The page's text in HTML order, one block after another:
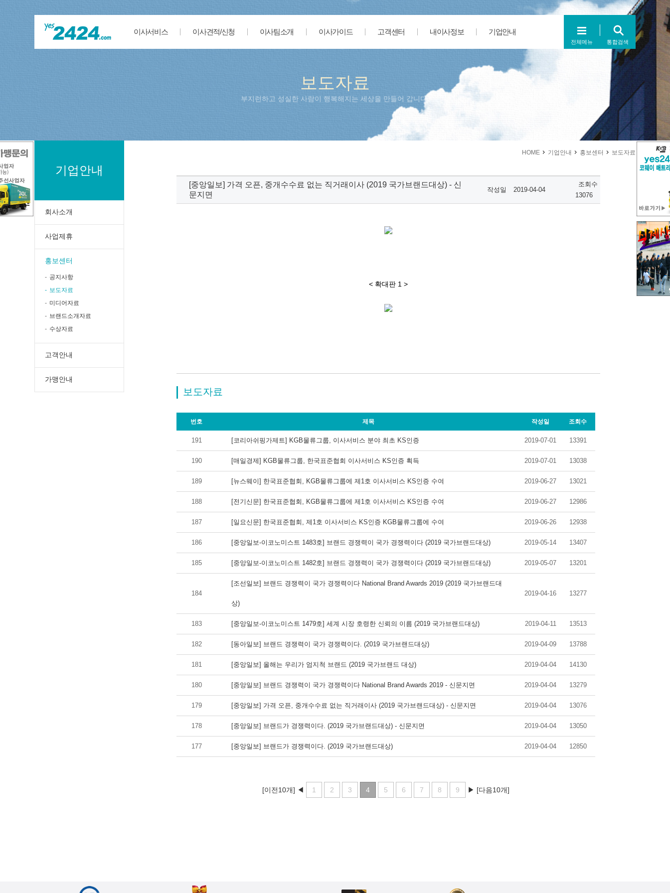
이사서비스 이사견적/신청 이사팀소개 이사가이드 고객센터 내이사정보 기업안내
전체메뉴 통합검색
보도자료
부지런하고 성실한 사람이 행복해지는 세상을 만들어 갑니다.
기업안내
회사소개
사업제휴
홍보센터
공지사항
보도자료
미디어자료
브랜드소개자료
수상자료
고객안내
가맹안내
HOME 기업안내 홍보센터 보도자료
[중앙일보] 가격 오픈, 중개수수료 없는 직거래이사 (2019 국가브랜드대상) - 신
문지면
작성일 2019-04-04
조회수
13076
< 확대판 1 >
보도자료
번호 제목 작성일 조회수
191 [코리아쉬핑가제트] KGB물류그룹, 이사서비스 분야 최초 KS인증 2019-07-01 13391
190 [매일경제] KGB물류그룹, 한국표준협회 이사서비스 KS인증 획득 2019-07-01 13038
189 [뉴스웨이] 한국표준협회, KGB물류그룹에 제1호 이사서비스 KS인증 수여 2019-06-27 13021
188 [전기신문] 한국표준협회, KGB물류그룹에 제1호 이사서비스 KS인증 수여 2019-06-27 12986
187 [일요신문] 한국표준협회, 제1호 이사서비스 KS인증 KGB물류그룹에 수여 2019-06-26 12938
186 [중앙일보-이코노미스트 1483호] 브랜드 경쟁력이 국가 경쟁력이다 (2019 국가브랜드대상) 2019-05-14 13407
185 [중앙일보-이코노미스트 1482호] 브랜드 경쟁력이 국가 경쟁력이다 (2019 국가브랜드대상) 2019-05-07 13201
184
[조선일보] 브랜드 경쟁력이 국가 경쟁력이다 National Brand Awards 2019 (2019 국가브랜드대
상)
2019-04-16 13277
183 [중앙일보-이코노미스트 1479호] 세계 시장 호령한 신뢰의 이름 (2019 국가브랜드대상) 2019-04-11 13513
182 [동아일보] 브랜드 경쟁력이 국가 경쟁력이다. (2019 국가브랜드대상) 2019-04-09 13788
181 [중앙일보] 올해는 우리가 엄지척 브랜드 (2019 국가브랜드 대상) 2019-04-04 14130
180 [중앙일보] 브랜드 경쟁력이 국가 경쟁력이다 National Brand Awards 2019 - 신문지면 2019-04-04 13279
179 [중앙일보] 가격 오픈, 중개수수료 없는 직거래이사 (2019 국가브랜드대상) - 신문지면 2019-04-04 13076
178 [중앙일보] 브랜드가 경쟁력이다. (2019 국가브랜드대상) - 신문지면 2019-04-04 13050
177 [중앙일보] 브랜드가 경쟁력이다. (2019 국가브랜드대상) 2019-04-04 12850
[이전10개] ◀ 1 2 3 4 5 6 7 8 9 ▶ [다음10개]